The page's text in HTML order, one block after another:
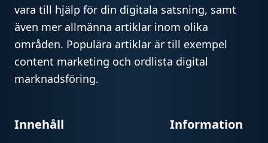
vara till hjälp för din digitala satsning, samt
även mer allmänna artiklar inom olika
områden. Populära artiklar är till exempel
content marketing och ordlista digital
marknadsföring.
Innehåll Information